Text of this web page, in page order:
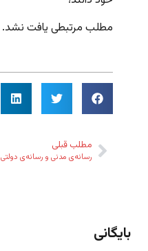
مطلب مرتبطی یافت نشد.
مطلب قبلی
رسانه‌ی مدنی و رسانه‌ی دولتی
بایگانی